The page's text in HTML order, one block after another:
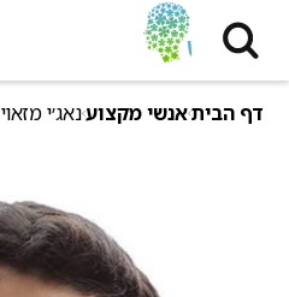
דף הביתאנשי מקצוענאג׳י מזאוי